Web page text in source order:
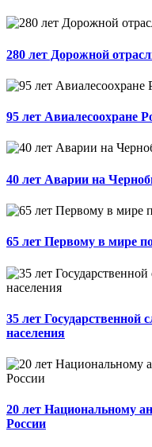
280 лет Дорожной
95 лет Авиалесоохране
40 лет Аварии на
65 лет Первому в мире
35 лет Государственной
населения
20 лет Национальному
России